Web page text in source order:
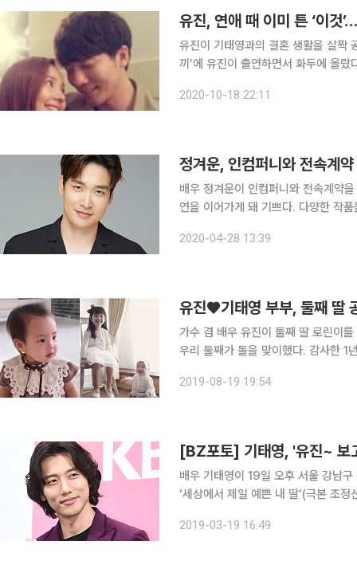
유진, 연애 때 이미 튼 ‘이것
유진이 기태영과의 결혼 생활을 살짝 공개했다. 유진 기태영 부부는 18일 방송
끼’에 유진이 출연하면서 화두에 올
2020-10-18 22:11
배우 정겨운이 인컴퍼니와 전속계약을 체결했다. 소속사 인컴퍼니 측은 28
연을 이어가게 돼 기쁘다. 다양한 작
라고 밝혔다. 정겨운은 최근 전
2020-04-28 13:39
가수 겸 배우 유진이 둘째 딸 로린이를 공개했다. 19일 유진은 자신의 인스
우리 둘째가 돌을 맞이했다. 감사한 1
로린이의 모습이 담겼다. 특히 쌍둥이
2019-08-19 19:54
[BZ포토] 기태영, '유진~ 보
배우 기태영이 19일 오후 서울 강남
‘세상에서 제일 예쁜 내 딸’(극본 조
이 시대를 힘겹게 살아내고 있는 모든
2019-03-19 16:49